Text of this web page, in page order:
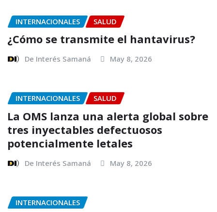
INTERNACIONALES SALUD
¿Cómo se transmite el hantavirus?
De Interés Samaná May 8, 2026
INTERNACIONALES SALUD
La OMS lanza una alerta global sobre
tres inyectables defectuosos
potencialmente letales
De Interés Samaná May 8, 2026
INTERNACIONALES